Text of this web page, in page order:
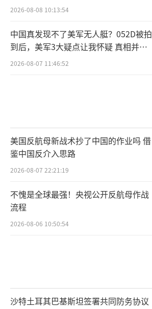
2026-08-08 10:13:54
中国真发现不了美军无人艇？052D被拍
到后，美军3大疑点让我怀疑 真相并非
如此
2026-08-07 11:46:52
美国反航母新战术抄了中国的作业吗 借
鉴中国反介入思路
2026-08-07 22:21:19
不愧是全球最强！央视公开反航母作战
流程
2026-08-06 10:50:54
沙特土耳其巴基斯坦签署共同防务协议